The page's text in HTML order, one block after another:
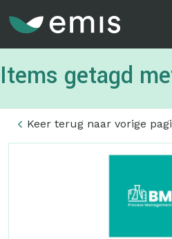
Items getagd
Keer terug naar vorige